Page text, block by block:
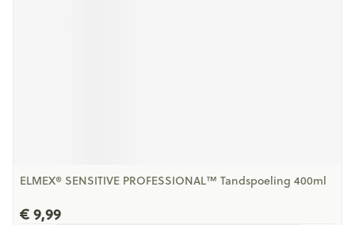
ELMEX® SENSITIVE PROFESSIONAL™ Tandspoeling 400ml
€ 9,99